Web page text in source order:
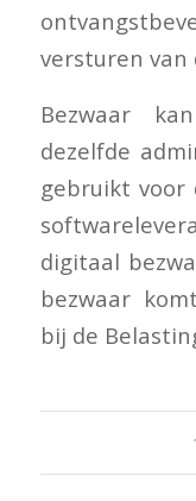
versturen van
Bezwaar
dezelfde
gebruikt voor
digitaal
bezwaar
bij de